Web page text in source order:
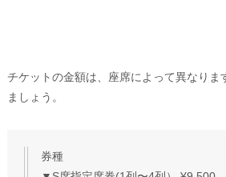
チケットの金額は、座席によって異なりま
ましょう。
券種